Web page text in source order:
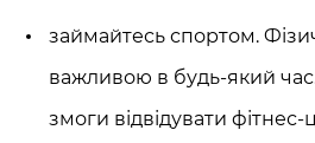
займайтесь спортом.
важливою в будь-який
змоги відвідувати